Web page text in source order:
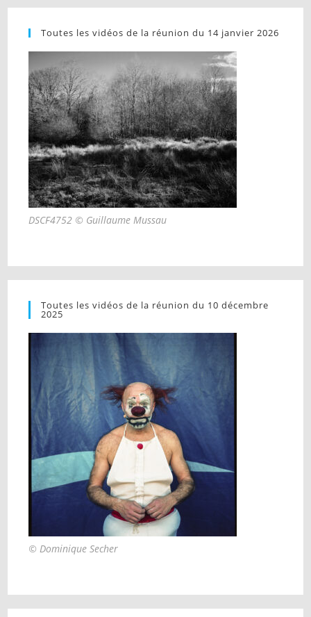
Toutes les vidéos de la réunion du 14 janvier 2026
DSCF4752 © Guillaume Mussau
Toutes les vidéos de la réunion du 10 décembre
2025
© Dominique Secher